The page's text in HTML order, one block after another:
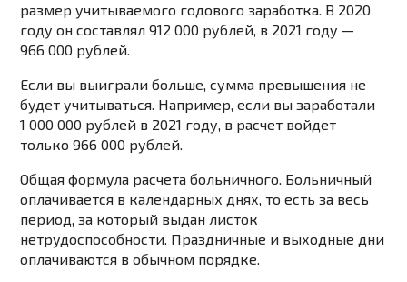
размер учитываемого годового заработка. В 2020
году он составлял 912 000 рублей, в 2021 году —
966 000 рублей.
Если вы выиграли больше, сумма превышения не
будет учитываться. Например, если вы заработали
1 000 000 рублей в 2021 году, в расчет войдет
только 966 000 рублей.
Общая формула расчета больничного. Больничный
оплачивается в календарных днях, то есть за весь
период, за который выдан листок
нетрудоспособности. Праздничные и выходные дни
оплачиваются в обычном порядке.